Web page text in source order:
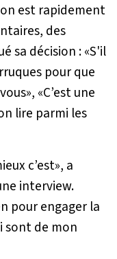
est rapidement
des
sa décision : «S'il
pour que
», «C’est une
lire parmi les
c’est», a
interview.
pour engager la
sont de mon